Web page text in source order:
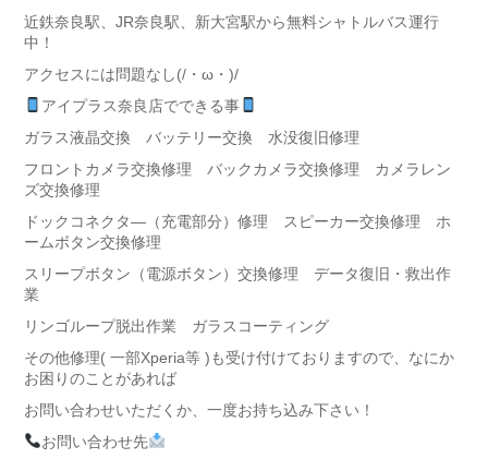
近鉄奈良駅、JR奈良駅、新大宮駅から無料シャトルバス運行
中！
アクセスには問題なし(/・ω・)/
アイプラス奈良店でできる事
ガラス液晶交換 バッテリー交換 水没復旧修理
フロントカメラ交換修理 バックカメラ交換修理 カメラレン
ズ交換修理
ドックコネクタ―（充電部分）修理 スピーカー交換修理 ホ
ームボタン交換修理
スリープボタン（電源ボタン）交換修理 データ復旧・救出作
業
リンゴループ脱出作業 ガラスコーティング
その他修理( 一部Xperia等 )も受け付けておりますので、なにか
お困りのことがあれば
お問い合わせいただくか、一度お持ち込み下さい！
お問い合わせ先